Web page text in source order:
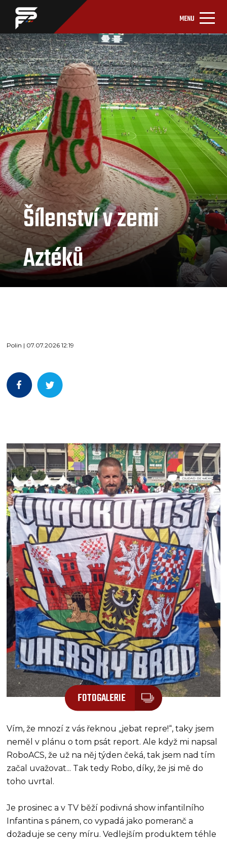
MENU
Šílenství v zemi
Aztéků
Polin | 07.07.2026 12:19
FOTOGALERIE
Vím, že mnozí z vás řeknou „jebat repre!“, taky jsem
neměl v plánu o tom psát report. Ale když mi napsal
RoboACS, že už na něj týden čeká, tak jsem nad tím
začal uvažovat... Tak tedy Robo, díky, že jsi mě do
toho uvrtal.
Je prosinec a v TV běží podivná show infantilního
Infantina s pánem, co vypadá jako pomeranč a
dožaduje se ceny míru. Vedlejším produktem téhle